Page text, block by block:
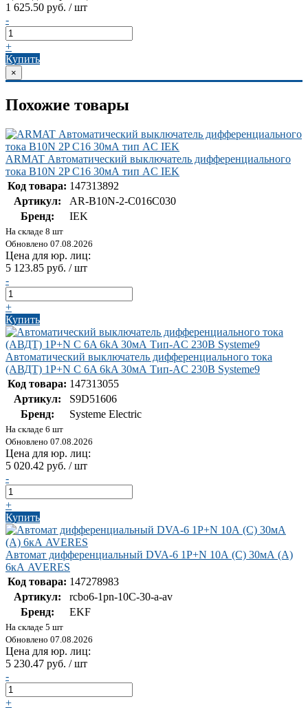
1 625.50 руб. / шт
-
+
Купить
×
Похожие товары
ARMAT Автоматический выключатель дифференциального
тока B10N 2P C16 30мА тип AC IEK
Код товара: 147313892
Артикул:
AR-B10N-2-C016C030
Бренд:
IEK
На складе 8 шт
Обновлено 07.08.2026
Цена для юр. лиц:
5 123.85 руб. / шт
-
+
Купить
Автоматический выключатель дифференциального тока
(АВДТ) 1P+N C 6A 6kA 30мА Тип-AC 230В Systeme9
Код товара: 147313055
Артикул:
S9D51606
Бренд:
Systeme Electric
На складе 6 шт
Обновлено 07.08.2026
Цена для юр. лиц:
5 020.42 руб. / шт
-
+
Купить
Автомат дифференциальный DVA-6 1P+N 10А (C) 30мА (A)
6кА AVERES
Код товара: 147278983
Артикул:
rcbo6-1pn-10C-30-a-av
Бренд:
EKF
На складе 5 шт
Обновлено 07.08.2026
Цена для юр. лиц:
5 230.47 руб. / шт
-
+